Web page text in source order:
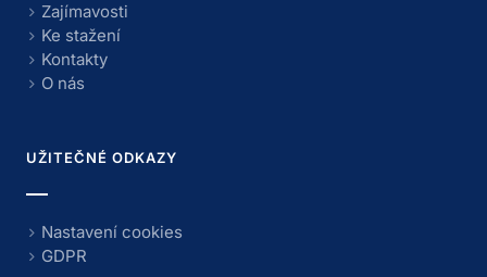
Zajímavosti
Ke stažení
Kontakty
O nás
UŽITEČNÉ ODKAZY
Nastavení cookies
GDPR